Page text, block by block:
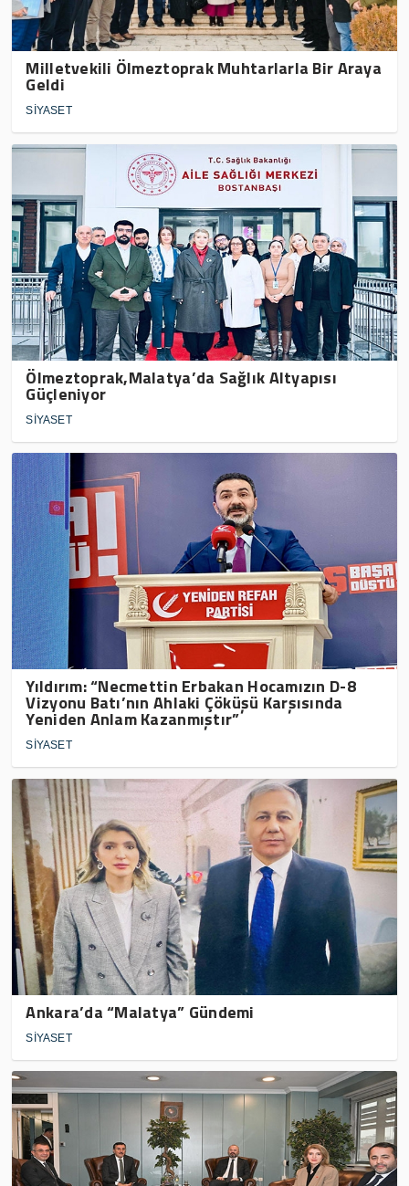
Milletvekili Ölmeztoprak Muhtarlarla Bir Araya
Geldi
SİYASET
Ölmeztoprak,Malatya’da Sağlık Altyapısı
Güçleniyor
SİYASET
Yıldırım: “Necmettin Erbakan Hocamızın D-8
Vizyonu Batı’nın Ahlaki Çöküşü Karşısında
Yeniden Anlam Kazanmıştır”
SİYASET
Ankara’da “Malatya” Gündemi
SİYASET